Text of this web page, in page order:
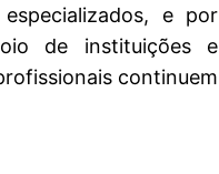
e por
de instituições e
continuem